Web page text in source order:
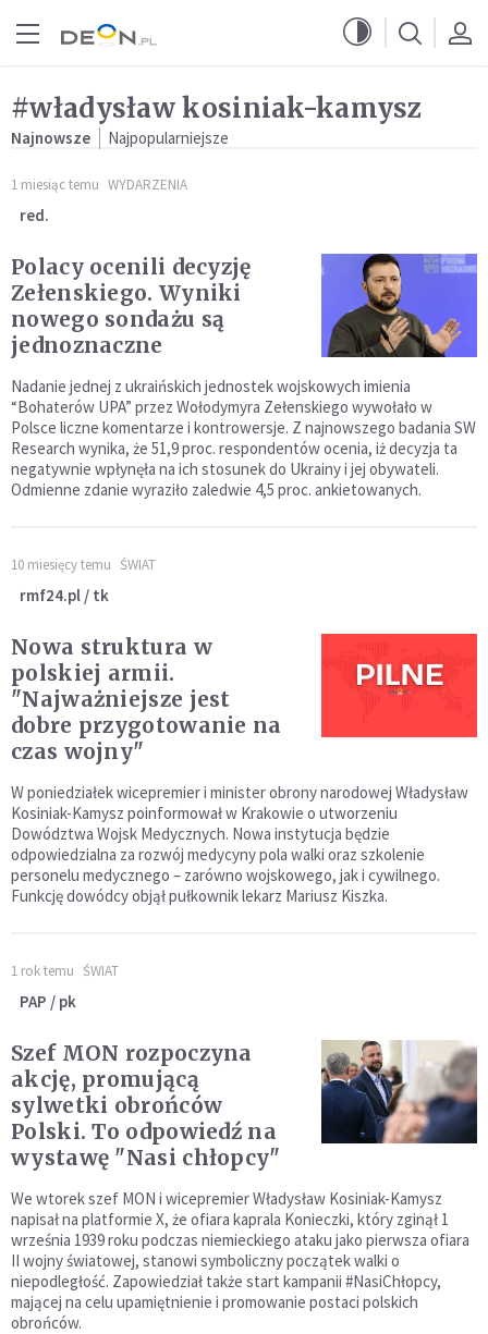
#władysław kosiniak-kamysz
Najnowsze Najpopularniejsze
1 miesiąc temu WYDARZENIA
red.
Polacy ocenili decyzję
Zełenskiego. Wyniki
nowego sondażu są
jednoznaczne
Nadanie jednej z ukraińskich jednostek wojskowych imienia
“Bohaterów UPA” przez Wołodymyra Zełenskiego wywołało w
Polsce liczne komentarze i kontrowersje. Z najnowszego badania SW
Research wynika, że 51,9 proc. respondentów ocenia, iż decyzja ta
negatywnie wpłynęła na ich stosunek do Ukrainy i jej obywateli.
Odmienne zdanie wyraziło zaledwie 4,5 proc. ankietowanych.
10 miesięcy temu ŚWIAT
rmf24.pl / tk
Nowa struktura w
polskiej armii.
"Najważniejsze jest
dobre przygotowanie na
czas wojny"
W poniedziałek wicepremier i minister obrony narodowej Władysław
Kosiniak-Kamysz poinformował w Krakowie o utworzeniu
Dowództwa Wojsk Medycznych. Nowa instytucja będzie
odpowiedzialna za rozwój medycyny pola walki oraz szkolenie
personelu medycznego – zarówno wojskowego, jak i cywilnego.
Funkcję dowódcy objął pułkownik lekarz Mariusz Kiszka.
1 rok temu ŚWIAT
PAP / pk
Szef MON rozpoczyna
akcję, promującą
sylwetki obrońców
Polski. To odpowiedź na
wystawę "Nasi chłopcy"
We wtorek szef MON i wicepremier Władysław Kosiniak-Kamysz
napisał na platformie X, że ofiara kaprala Konieczki, który zginął 1
września 1939 roku podczas niemieckiego ataku jako pierwsza ofiara
II wojny światowej, stanowi symboliczny początek walki o
niepodległość. Zapowiedział także start kampanii #NasiChłopcy,
mającej na celu upamiętnienie i promowanie postaci polskich
obrońców.